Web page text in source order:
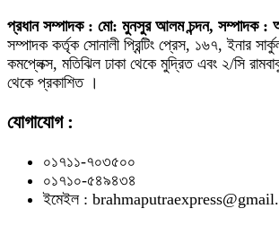
প্রধান সম্পাদক : মো: মুনসুর আলম চন্দন, সম্পাদক :
সম্পাদক কর্তৃক সোনালী প্রিন্টিং প্রেস, ১৬৭, ইনার
কমপ্লেক্স, মতিঝিল ঢাকা থেকে মুদ্রিত এবং ২/সি
থেকে প্রকাশিত ।
যোগাযোগ :
০১৭১১-৭০৩৫০০
০১৭১০-৫৪৯৪৩৪
ইমেইল :